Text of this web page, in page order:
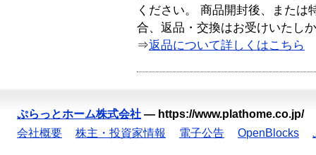
ください。 商品開封後、または
合、返品・交換はお受けいたし
⇒返品について詳しくはこちら
ぷらっとホーム株式会社 — https://www.plathome.co.jp/
会社概要
株主・投資家情報 電子公告 OpenBlocks